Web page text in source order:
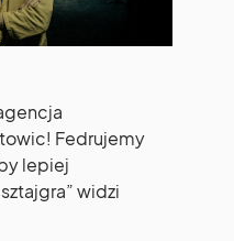
Fedrujemy
lepiej
widzi